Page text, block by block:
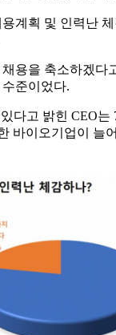
계획 및 인력난
용을 축소하겠
준이었다.
고 밝힌 CEO는
이오기업이 늘